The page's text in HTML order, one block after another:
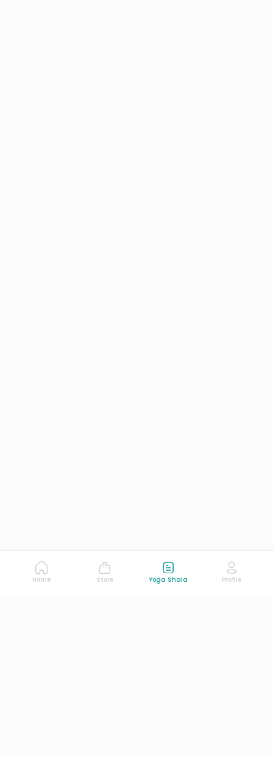
Home Store Yoga Shala Profile